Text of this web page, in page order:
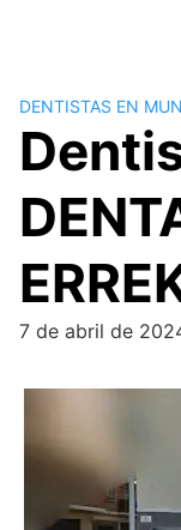
DENTISTAS EN
7 de abril de